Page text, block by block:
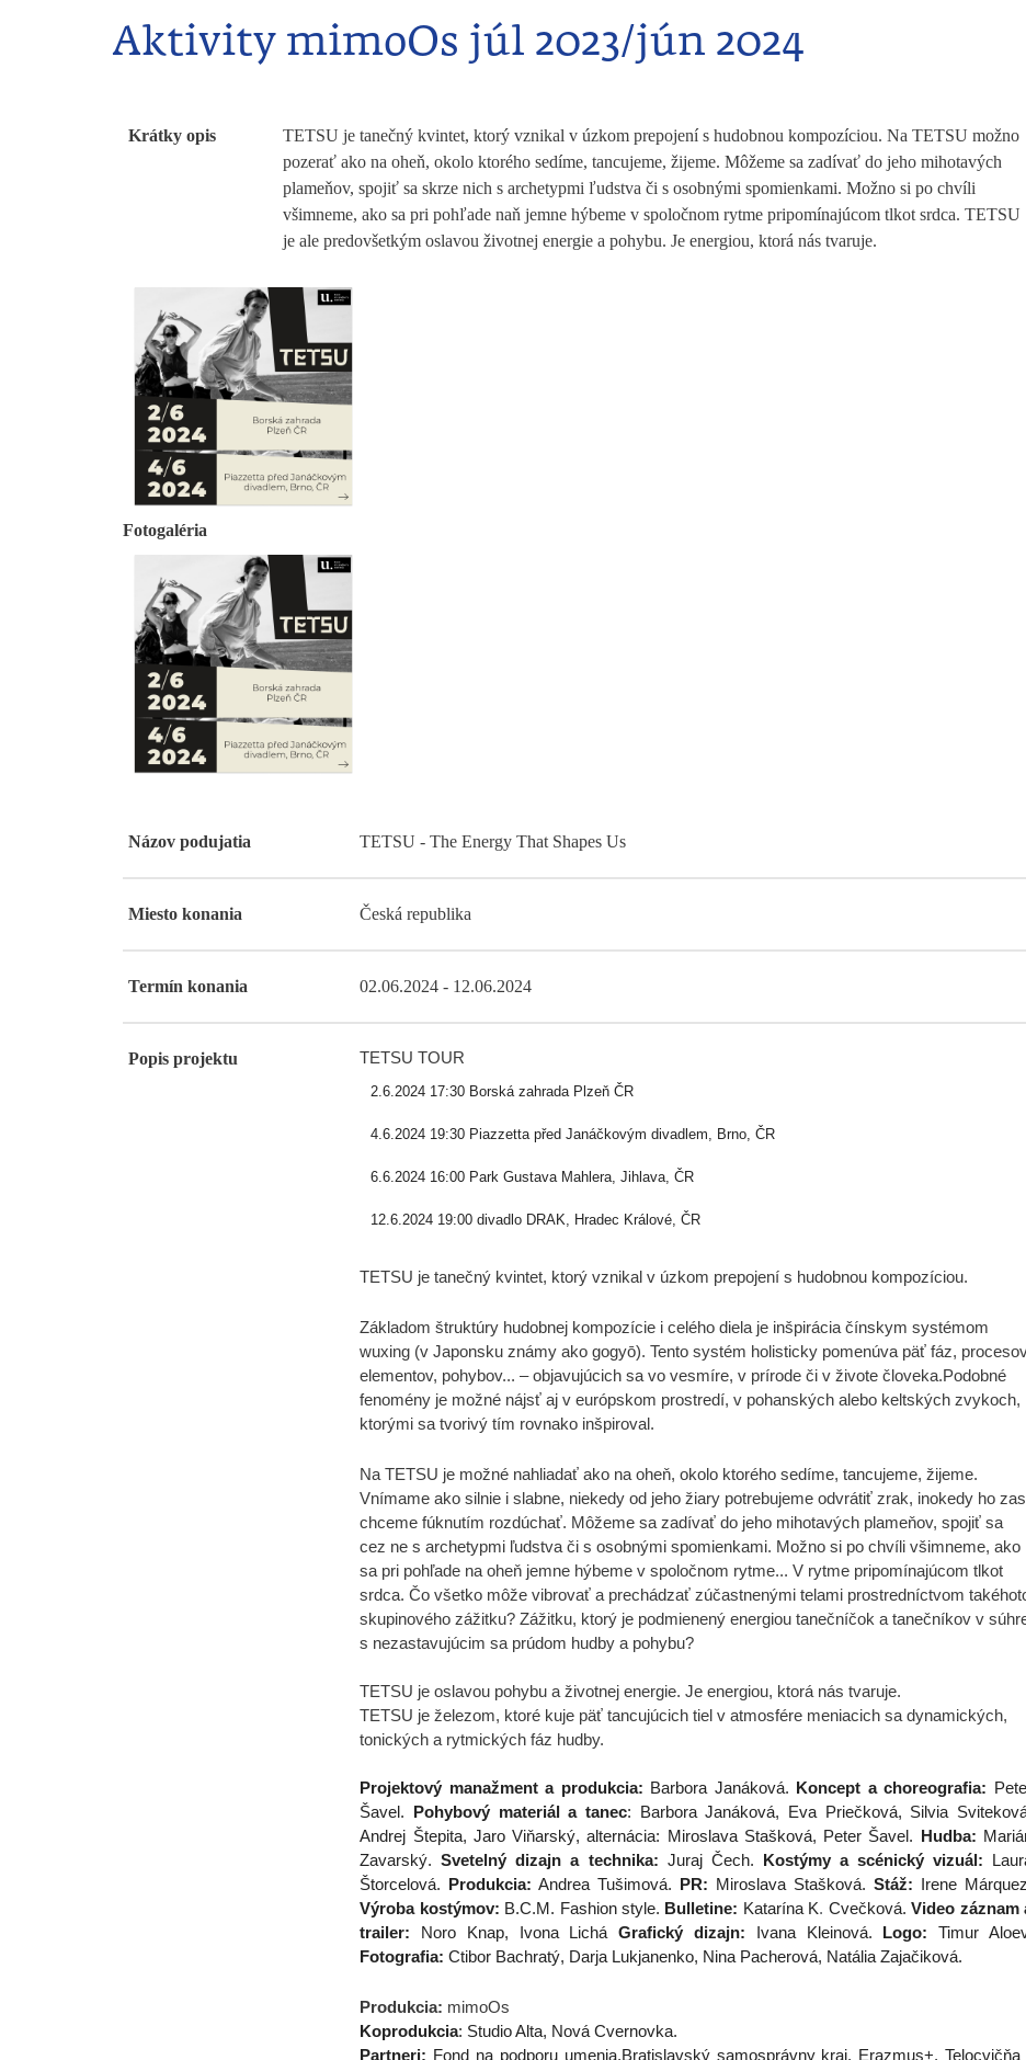
Aktivity mimoOs júl 2023/jún 2024
Krátky opis
TETSU je tanečný kvintet, ktorý vznikal v úzkom prepojení s hudobnou kompozíciou. Na TETSU možno
pozerať ako na oheň, okolo ktorého sedíme, tancujeme, žijeme. Môžeme sa zadívať do jeho mihotavých
plameňov, spojiť sa skrze nich s archetypmi ľudstva či s osobnými spomienkami. Možno si po chvíli
všimneme, ako sa pri pohľade naň jemne hýbeme v spoločnom rytme pripomínajúcom tlkot srdca. TETSU
je ale predovšetkým oslavou životnej energie a pohybu. Je energiou, ktorá nás tvaruje.
Fotogaléria
Názov podujatia TETSU - The Energy That Shapes Us
Miesto konania Česká republika
Termín konania 02.06.2024 - 12.06.2024
Popis projektu TETSU TOUR
2.6.2024 17:30 Borská zahrada Plzeň ČR
4.6.2024 19:30 Piazzetta před Janáčkovým divadlem, Brno, ČR
6.6.2024 16:00 Park Gustava Mahlera, Jihlava, ČR
12.6.2024 19:00 divadlo DRAK, Hradec Králové, ČR
TETSU je tanečný kvintet, ktorý vznikal v úzkom prepojení s hudobnou kompozíciou.
Základom štruktúry hudobnej kompozície i celého diela je inšpirácia čínskym systémom
wuxing (v Japonsku známy ako gogyō). Tento systém holisticky pomenúva päť fáz,
elementov, pohybov... – objavujúcich sa vo vesmíre, v prírode či v živote človeka.Podobné
fenomény je možné nájsť aj v európskom prostredí, v pohanských alebo keltských zvykoch,
ktorými sa tvorivý tím rovnako inšpiroval.
Na TETSU je možné nahliadať ako na oheň, okolo ktorého sedíme, tancujeme, žijeme.
Vnímame ako silnie i slabne, niekedy od jeho žiary potrebujeme odvrátiť zrak, inokedy ho zas
chceme fúknutím rozdúchať. Môžeme sa zadívať do jeho mihotavých plameňov, spojiť sa
cez ne s archetypmi ľudstva či s osobnými spomienkami. Možno si po chvíli všimneme, ako
sa pri pohľade na oheň jemne hýbeme v spoločnom rytme... V rytme pripomínajúcom tlkot
srdca. Čo všetko môže vibrovať a prechádzať zúčastnenými telami prostredníctvom
skupinového zážitku? Zážitku, ktorý je podmienený energiou tanečníčok a tanečníkov v
s nezastavujúcim sa prúdom hudby a pohybu?
TETSU je oslavou pohybu a životnej energie. Je energiou, ktorá nás tvaruje.
TETSU je železom, ktoré kuje päť tancujúcich tiel v atmosfére meniacich sa dynamických,
tonických a rytmických fáz hudby.
Projektový manažment a produkcia: Barbora Janáková. Koncept a choreografia:
Šavel.
Pohybový materiál a tanec: Barbora Janáková, Eva Priečková, Silvia
Andrej Štepita, Jaro Viňarský, alternácia: Miroslava Stašková, Peter Šavel.
Hudba:
Zavarský.Svetelný dizajn a technika: Juraj Čech. Kostýmy a scénický vizuál:
Štorcelová.
Produkcia: Andrea Tušimová. PR: Miroslava Stašková.Stáž: Irene
Výroba kostýmov: B.C.M. Fashion style. Bulletine: Katarína K. Cvečková.Video záznam
trailer: Noro Knap, Ivona LicháGrafický dizajn: Ivana Kleinová. Logo: Timur
Fotografia:Ctibor Bachratý, Darja Lukjanenko, Nina Pacherová, Natália Zajačiková.
Produkcia: mimoOs
Koprodukcia: Studio Alta, Nová Cvernovka.
Partneri: Fond na podporu umenia,Bratislavský samosprávny kraj, Erazmus+, Telocvičňa